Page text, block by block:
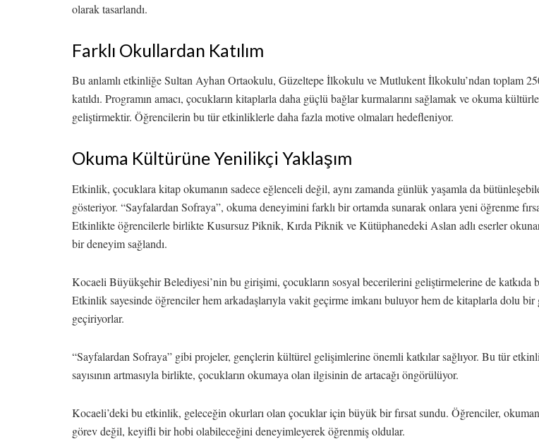
olarak tasarlandı.
Farklı Okullardan Katılım
Bu anlamlı etkinliğe Sultan Ayhan Ortaokulu, Güzeltepe İlkokulu ve Mutlukent İlkokulu’ndan toplam
katıldı. Programın amacı, çocukların kitaplarla daha güçlü bağlar kurmalarını sağlamak ve okuma
geliştirmektir. Öğrencilerin bu tür etkinliklerle daha fazla motive olmaları hedefleniyor.
Okuma Kültürüne Yenilikçi Yaklaşım
Etkinlik, çocuklara kitap okumanın sadece eğlenceli değil, aynı zamanda günlük yaşamla da
gösteriyor. “Sayfalardan Sofraya”, okuma deneyimini farklı bir ortamda sunarak onlara yeni öğrenme
Etkinlikte öğrencilerle birlikte Kusursuz Piknik, Kırda Piknik ve Kütüphanedeki Aslan adlı eserler
bir deneyim sağlandı.
Kocaeli Büyükşehir Belediyesi’nin bu girişimi, çocukların sosyal becerilerini geliştirmelerine de katkıda
Etkinlik sayesinde öğrenciler hem arkadaşlarıyla vakit geçirme imkanı buluyor hem de kitaplarla dolu bir
geçiriyorlar.
“Sayfalardan Sofraya” gibi projeler, gençlerin kültürel gelişimlerine önemli katkılar sağlıyor. Bu tür
sayısının artmasıyla birlikte, çocukların okumaya olan ilgisinin de artacağı öngörülüyor.
Kocaeli’deki bu etkinlik, geleceğin okurları olan çocuklar için büyük bir fırsat sundu. Öğrenciler,
görev değil, keyifli bir hobi olabileceğini deneyimleyerek öğrenmiş oldular.